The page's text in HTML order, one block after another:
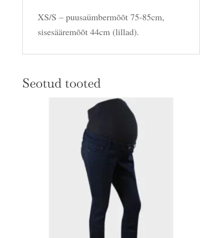
XS/S – puusaümbermõõt 75-85cm,
sisesääremõõt 44cm (lillad).
Seotud tooted